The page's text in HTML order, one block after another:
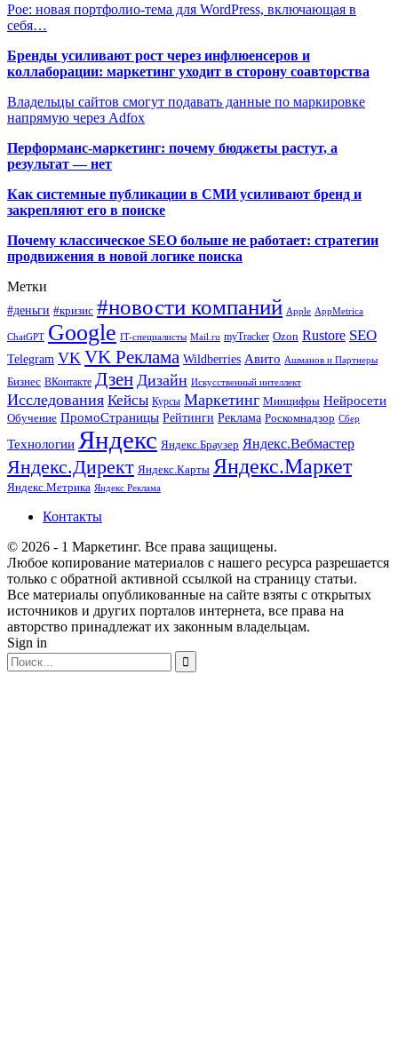
Poe: новая портфолио-тема для WordPress, включающая в
себя…
Бренды усиливают рост через инфлюенсеров и
коллаборации: маркетинг уходит в сторону соавторства
Владельцы сайтов смогут подавать данные по маркировке
напрямую через Adfox
Перформанс-маркетинг: почему бюджеты растут, а
результат — нет
Как системные публикации в СМИ усиливают бренд и
закрепляют его в поиске
Почему классическое SEO больше не работает: стратегии
продвижения в новой логике поиска
Метки
#деньги #кризис #новости компаний Apple AppMetrica
ChatGPT Google IT-специалисты Mail.ru myTracker Ozon Rustore SEO
Telegram VK VK Реклама Wildberries Авито Ашманов и Партнеры
Бизнес ВКонтакте Дзен Дизайн Искусственный интеллект
Исследования Кейсы Курсы Маркетинг Минцифры Нейросети
Обучение ПромоСтраницы Рейтинги Реклама Роскомнадзор Сбер
Технологии Яндекс Яндекс.Браузер Яндекс.Вебмастер
Яндекс.Директ Яндекс.Карты Яндекс.Маркет
Яндекс.Метрика Яндекс Реклама
Контакты
© 2026 - 1 Маркетинг. Все права защищены.
Любое копирование материалов с нашего ресурса разрешается
только с обратной активной ссылкой на страницу статьи.
Все материалы опубликованные на сайте взяты с открытых
источников и других порталов интернета, все права на
авторство принадлежат их законным владельцам.
Sign in